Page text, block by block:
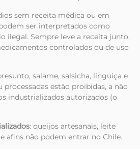
sem receita médica ou em
ser interpretados como
ilegal. Sempre leve a receita junto,
controlados ou de uso
salame, salsicha, linguiça e
processadas estão proibidas, a não
industrializados autorizados (o
: queijos artesanais, leite
afins não podem entrar no Chile.